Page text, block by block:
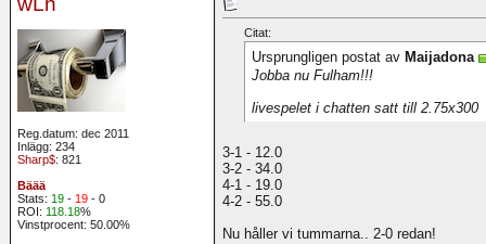
Reg.datum: dec 2011
Inlägg: 234
Sharp$: 821
Bäää
Stats: 19 - 19 - 0
ROI: 118.18%
Vinstprocent: 50.00%
Citat:
Ursprungligen postat av Maijadona
Jobba nu Fulham!!!
livespelet i chatten satt till 2.75x300
3-1 - 12.0
3-2 - 34.0
4-1 - 19.0
4-2 - 55.0
Nu håller vi tummarna.. 2-0 redan!